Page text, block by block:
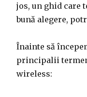
jos, un ghid care
bună alegere,
Înainte să
principalii
wireless: